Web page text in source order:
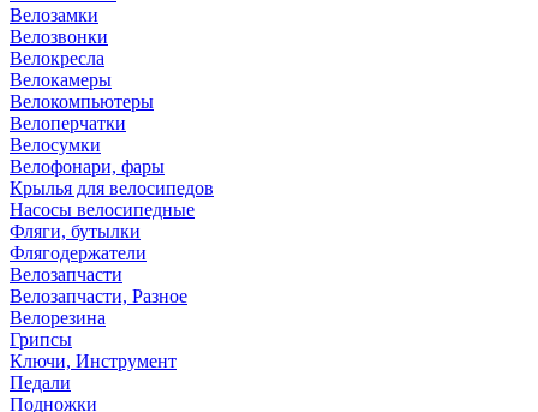
Велозамки
Велозвонки
Велокресла
Велокамеры
Велокомпьютеры
Велоперчатки
Велосумки
Велофонари, фары
Крылья для велосипедов
Насосы велосипедные
Фляги, бутылки
Флягодержатели
Велозапчасти
Велозапчасти, Разное
Велорезина
Грипсы
Ключи, Инструмент
Педали
Подножки